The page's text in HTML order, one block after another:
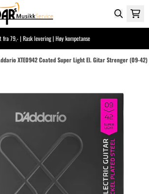
fra 79,- | Rask levering | Høy kompetanse
XTE0942 Coated Super Light El. Gitar Strenger (09-42)